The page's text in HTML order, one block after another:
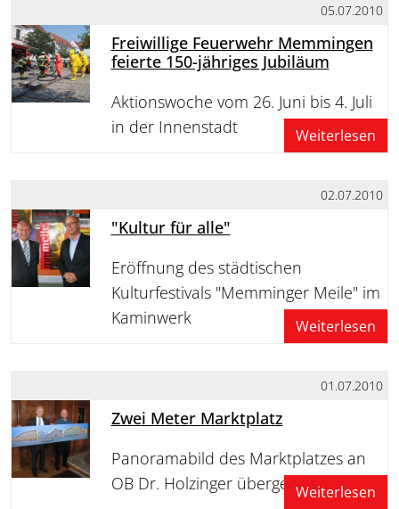
05.07.2010
Freiwillige Feuerwehr Memmingen
feierte 150-jähriges Jubiläum
Aktionswoche vom 26. Juni bis 4. Juli
in der Innenstadt
Weiterlesen
02.07.2010
"Kultur für alle"
Eröffnung des städtischen
Kulturfestivals "Memminger Meile" im
Kaminwerk
Weiterlesen
01.07.2010
Zwei Meter Marktplatz
Panoramabild des Marktplatzes an
OB Dr. Holzinger übergebenWeiterlesen